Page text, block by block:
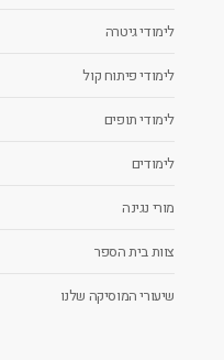
לימודי גיטרה
לימודי פיתוח קול
לימודי תופים
לימודים
מורי נגינה
צוות בית הספר
שיעורי המוסיקה שלנו